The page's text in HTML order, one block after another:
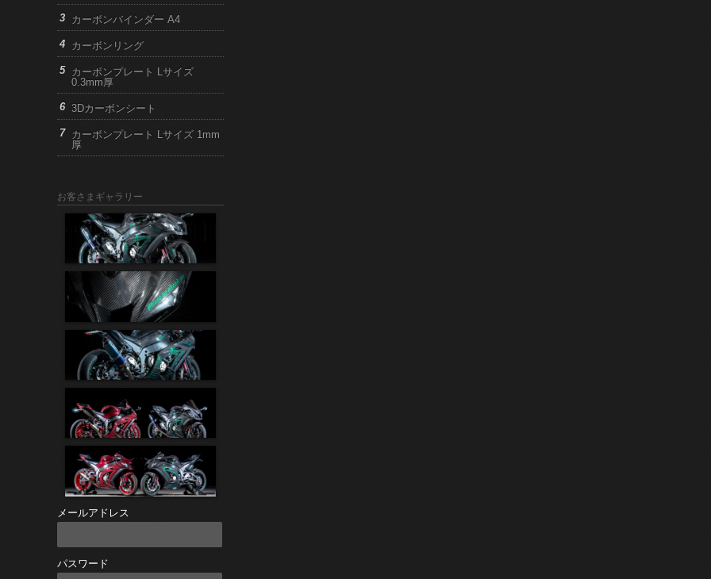
カーボンバインダー A4
カーボンリング
カーボンプレート Lサイズ
0.3mm厚
3Dカーボンシート
カーボンプレート Lサイズ 1mm
厚
お客さまギャラリー
メールアドレス
パスワード